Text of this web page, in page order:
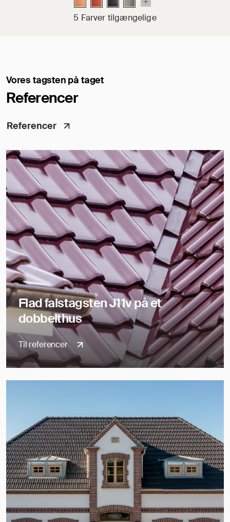
5 Farver tilgængelige
Vores tagsten på taget
Referencer
Referencer
Flad falstagsten J11v på et
dobbelthus
Til referencer